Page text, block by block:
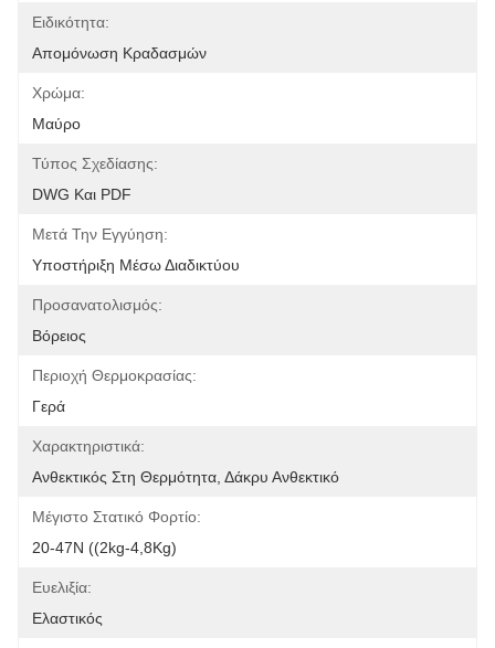
Ειδικότητα:
Απομόνωση Κραδασμών
Χρώμα:
Μαύρο
Τύπος Σχεδίασης:
DWG Και PDF
Μετά Την Εγγύηση:
Υποστήριξη Μέσω Διαδικτύου
Προσανατολισμός:
Βόρειος
Περιοχή Θερμοκρασίας:
Γερά
Χαρακτηριστικά:
Ανθεκτικός Στη Θερμότητα, Δάκρυ Ανθεκτικό
Μέγιστο Στατικό Φορτίο:
20-47N ((2kg-4,8Kg)
Ευελιξία:
Ελαστικός